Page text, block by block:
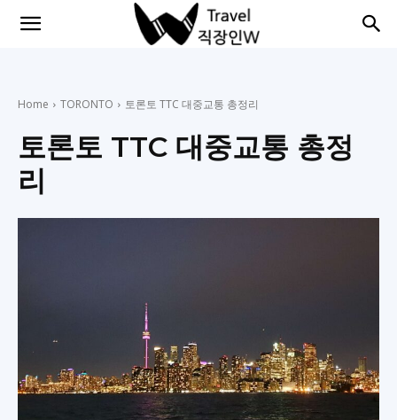
Home TORONTO 토론토 TTC 대중교통 총정리
토론토 TTC 대중교통 총정
리